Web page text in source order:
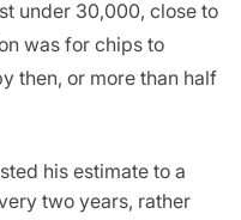
under 30,000, close to
was for chips to
then, or more than half
his estimate to a
two years, rather